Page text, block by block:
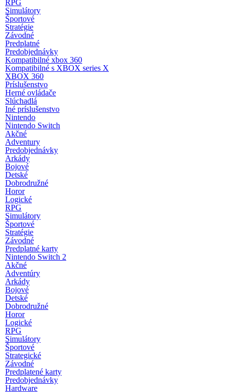
RPG
Simulátory
Športové
Stratégie
Závodné
Predplatné
Predobjednávky
Kompatibilné xbox 360
Kompatibilné s XBOX series X
XBOX 360
Príslušenstvo
Herné ovládače
Slúchadlá
Iné príslušenstvo
Nintendo
Nintendo Switch
Akčné
Adventury
Predobjednávky
Arkády
Bojové
Detské
Dobrodružné
Horor
Logické
RPG
Simulátory
Športové
Stratégie
Závodné
Predplatné karty
Nintendo Switch 2
Akčné
Adventúry
Arkády
Bojové
Detské
Dobrodružné
Horor
Logické
RPG
Simulátory
Športové
Strategické
Závodné
Predplatené karty
Predobjednávky
Hardware